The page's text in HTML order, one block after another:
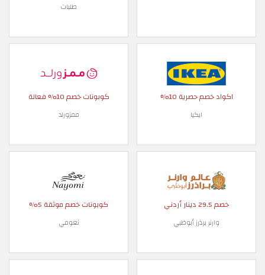
طلبات
اكواد خصم حصرية 10%
ايكيا
كوبونات خصم 10% فعالة
ممزورلد
خصم 29.5 دينار أردني
وارنر برذرز أبوظبي
كوبونات خصم موثقة 5%
نعومي